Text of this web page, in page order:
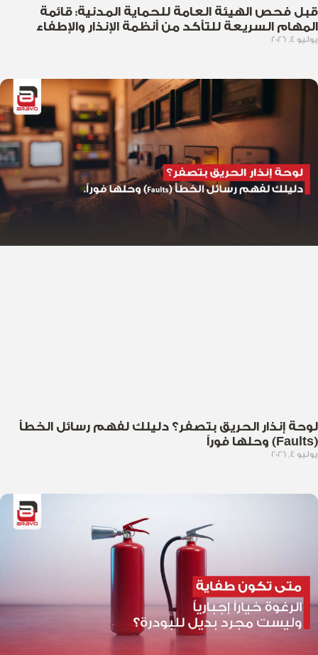
قبل فحص الهيئة العامة للحماية المدنية: قائمة
المهام السريعة للتأكد من أنظمة الإنذار والإطفاء
يوليو 4, 2026
لوحة إنذار الحريق بتصفر؟ دليلك لفهم رسائل الخطأ
(Faults) وحلها فوراً
يوليو 4, 2026